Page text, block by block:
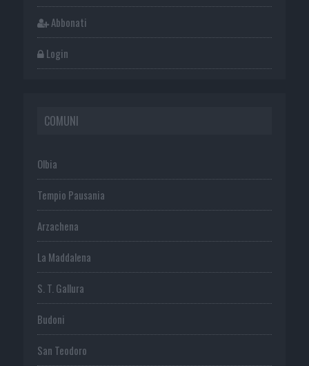
Abbonati
Login
COMUNI
Olbia
Tempio Pausania
Arzachena
La Maddalena
S. T. Gallura
Budoni
San Teodoro